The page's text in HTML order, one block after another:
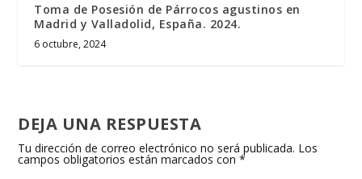
Toma de Posesión de Párrocos agustinos en
Madrid y Valladolid, España. 2024.
6 octubre, 2024
DEJA UNA RESPUESTA
Tu dirección de correo electrónico no será publicada. Los
campos obligatorios están marcados con*